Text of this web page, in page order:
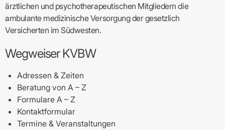
ärztlichen und psychotherapeutischen Mitgliedern die
ambulante medizinische Versorgung der gesetzlich
Versicherten im Südwesten.
Wegweiser KVBW
Adressen & Zeiten
Beratung von A – Z
Formulare A – Z
Kontaktformular
Termine & Veranstaltungen